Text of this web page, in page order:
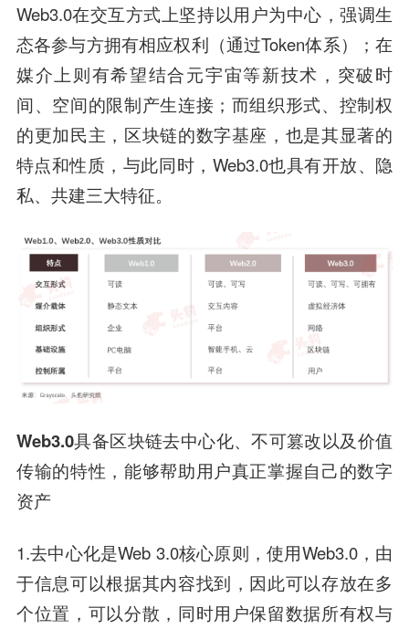
Web3.0在交互方式上坚持以用户为中心，强调生
态各参与方拥有相应权利（通过Token体系）；在
媒介上则有希望结合元宇宙等新技术，突破时
间、空间的限制产生连接；而组织形式、控制权
的更加民主，区块链的数字基座，也是其显著的
特点和性质，与此同时，Web3.0也具有开放、隐
私、共建三大特征。
Web3.0具备区块链去中心化、不可篡改以及价值
传输的特性，能够帮助用户真正掌握自己的数字
资产
1.去中心化是Web 3.0核心原则，使用Web3.0，由
于信息可以根据其内容找到，因此可以存放在多
个位置，可以分散，同时用户保留数据所有权与